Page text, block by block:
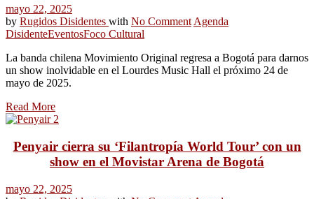
mayo 22, 2025
by Rugidos Disidentes with No Comment Agenda
DisidenteEventosFoco Cultural
La banda chilena Movimiento Original regresa a Bogotá para darnos
un show inolvidable en el Lourdes Music Hall el próximo 24 de
mayo de 2025.
Read More
Penyair cierra su ‘Filantropía World Tour’ con un
show en el Movistar Arena de Bogotá
mayo 22, 2025